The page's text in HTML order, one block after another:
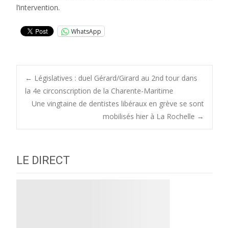
l’intervention.
WhatsApp
Post
navigation
← Législatives : duel Gérard/Girard au 2nd tour dans
la 4e circonscription de la Charente-Maritime
Une vingtaine de dentistes libéraux en grève se sont
mobilisés hier à La Rochelle →
LE DIRECT